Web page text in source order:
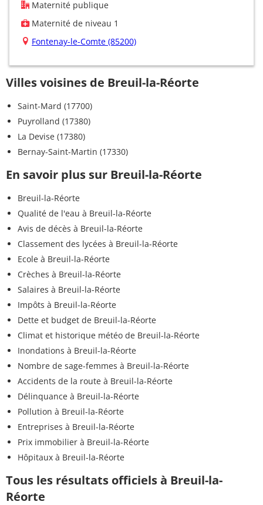
Maternité publique
Maternité de niveau 1
Fontenay-le-Comte (85200)
Villes voisines de Breuil-la-Réorte
Saint-Mard (17700)
Puyrolland (17380)
La Devise (17380)
Bernay-Saint-Martin (17330)
En savoir plus sur Breuil-la-Réorte
Breuil-la-Réorte
Qualité de l'eau à Breuil-la-Réorte
Avis de décès à Breuil-la-Réorte
Classement des lycées à Breuil-la-Réorte
Ecole à Breuil-la-Réorte
Crèches à Breuil-la-Réorte
Salaires à Breuil-la-Réorte
Impôts à Breuil-la-Réorte
Dette et budget de Breuil-la-Réorte
Climat et historique météo de Breuil-la-Réorte
Inondations à Breuil-la-Réorte
Nombre de sage-femmes à Breuil-la-Réorte
Accidents de la route à Breuil-la-Réorte
Délinquance à Breuil-la-Réorte
Pollution à Breuil-la-Réorte
Entreprises à Breuil-la-Réorte
Prix immobilier à Breuil-la-Réorte
Hôpitaux à Breuil-la-Réorte
Tous les résultats officiels à Breuil-la-
Réorte